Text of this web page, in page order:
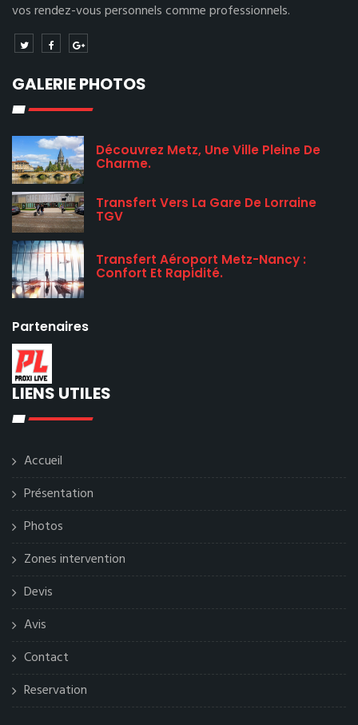
vos rendez-vous personnels comme professionnels.
GALERIE PHOTOS
Découvrez Metz, Une Ville Pleine De
Charme.
Transfert Vers La Gare De Lorraine
TGV
Transfert Aéroport Metz-Nancy :
Confort Et Rapidité.
Partenaires
LIENS UTILES
Accueil
Présentation
Photos
Zones intervention
Devis
Avis
Contact
Reservation